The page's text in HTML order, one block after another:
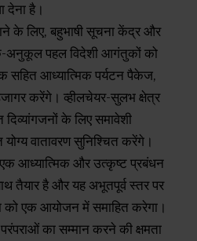
देना है।
के लिए, बहुभाषी सूचना केंद्र और
अनुकूल पहल विदेशी आगंतुकों को
सहित आध्यात्मिक पर्यटन पैकेज,
करेंगे। व्हीलचेयर-सुलभ क्षेत्र
के लिए समावेशी
वातावरण सुनिश्चित करेंगे।
आध्यात्मिक और उत्‍कृष्‍ट प्रबंधन
तैयार है और यह अभूतपूर्व स्‍तर पर
को एक आयोजन में समाहित करेगा।
का सम्मान करने की क्षमता